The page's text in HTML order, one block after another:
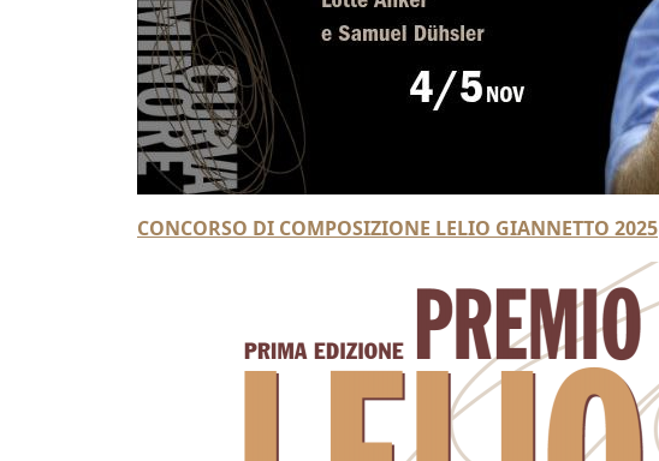
CONCORSO DI COMPOSIZIONE LELIO GIANNETTO 2025